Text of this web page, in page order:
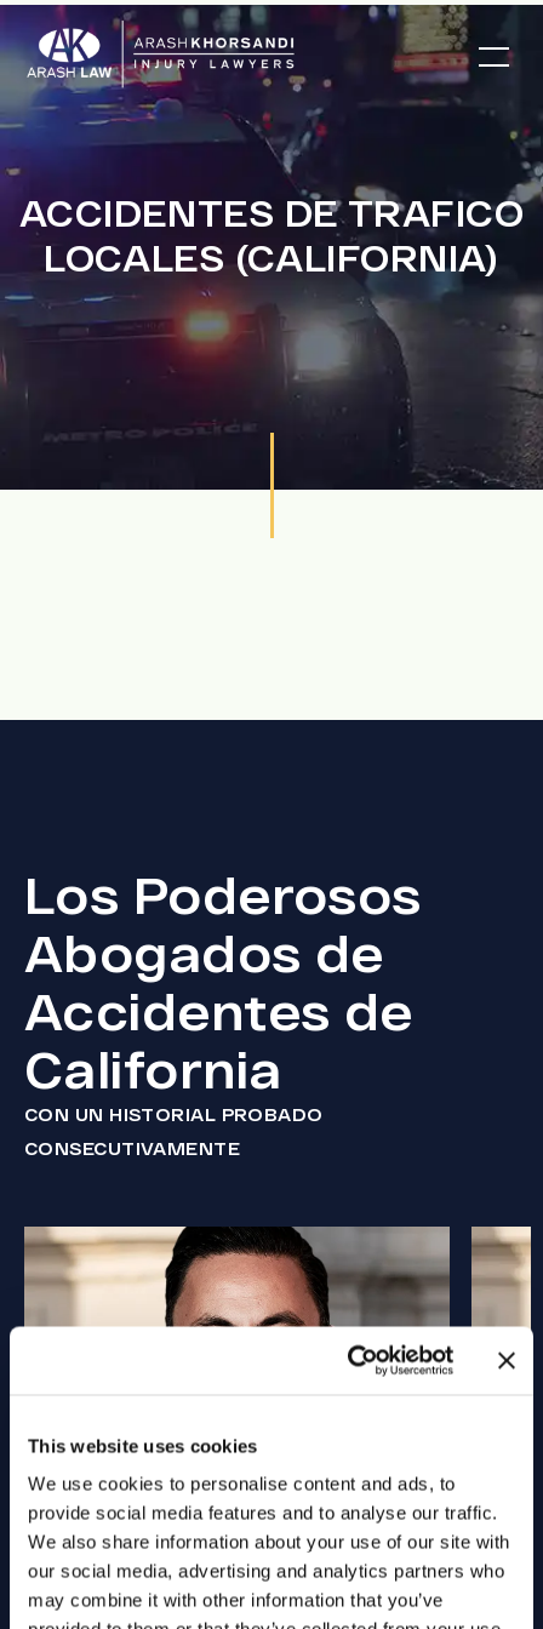
This website uses cookies
We use cookies to personalise content and ads, to
provide social media features and to analyse our traffic.
We also share information about your use of our site with
our social media, advertising and analytics partners who
may combine it with other information that you’ve
ACCIDENTES DE TRAFICO
LOCALES (CALIFORNIA)
Los Poderosos
Abogados de
Accidentes de
California
CON UN HISTORIAL PROBADO
CONSECUTIVAMENTE